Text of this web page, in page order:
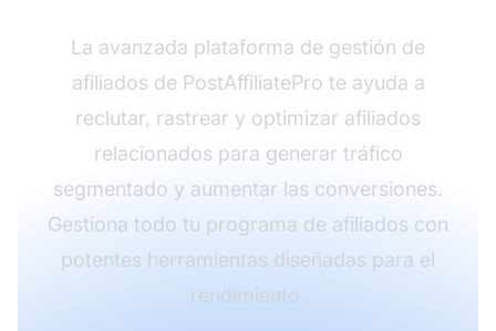
La avanzada plataforma de gestión de
afiliados de PostAffiliatePro te ayuda a
reclutar, rastrear y optimizar afiliados
relacionados para generar tráfico
segmentado y aumentar las conversiones.
Gestiona todo tu programa de afiliados con
potentes herramientas diseñadas para el
rendimiento.